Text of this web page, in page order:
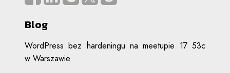
Blog
WordPress bez hardeningu na meetupie 17 53c
w Warszawie